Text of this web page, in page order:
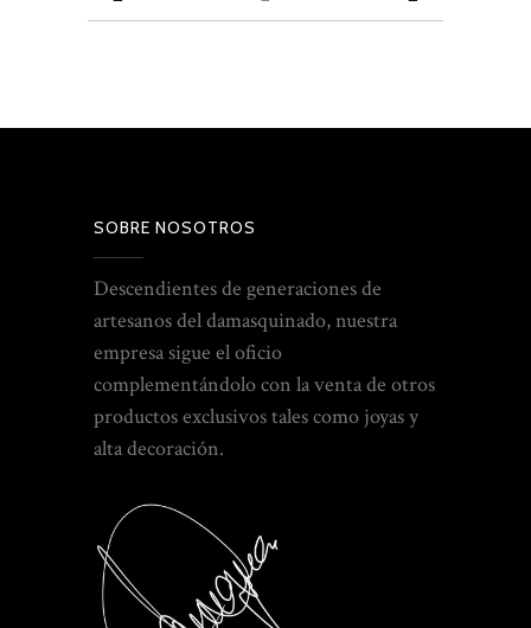
SOBRE NOSOTROS
Descendientes de generaciones de
artesanos del damasquinado, nuestra
empresa sigue el oficio
complementándolo con la venta de otros
productos exclusivos tales como joyas y
alta decoración.